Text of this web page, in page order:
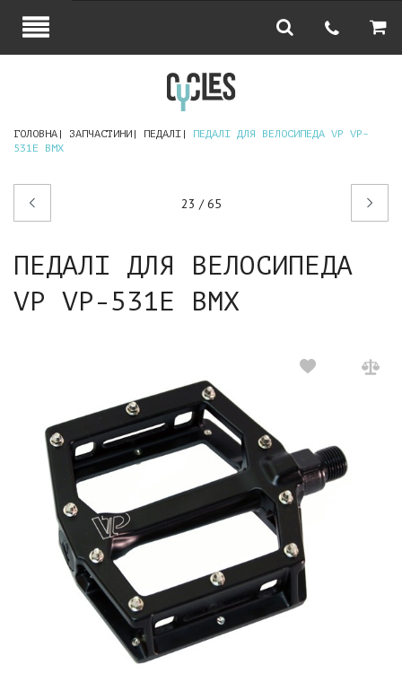
ГОЛОВНА ЗАПЧАСТИНИ ПЕДАЛІ
ПЕДАЛІ ДЛЯ ВЕЛОСИПЕДА VP VP-
531E BMX
23 / 65
Наступний
ПЕДАЛІ ДЛЯ ВЕЛОСИПЕДА
VP VP-531E BMX